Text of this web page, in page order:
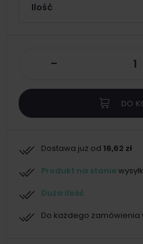
Ilość
-
DO
Dostawa już od 16,62 zł
Produkt na stanie
Duża ilość
Do każdego zamówienia